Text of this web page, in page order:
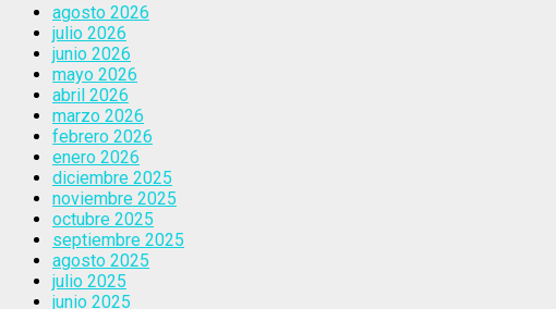
agosto 2026
julio 2026
junio 2026
mayo 2026
abril 2026
marzo 2026
febrero 2026
enero 2026
diciembre 2025
noviembre 2025
octubre 2025
septiembre 2025
agosto 2025
julio 2025
junio 2025